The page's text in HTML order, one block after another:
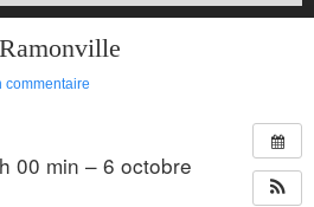
commentaire
00 min – 6 octobre